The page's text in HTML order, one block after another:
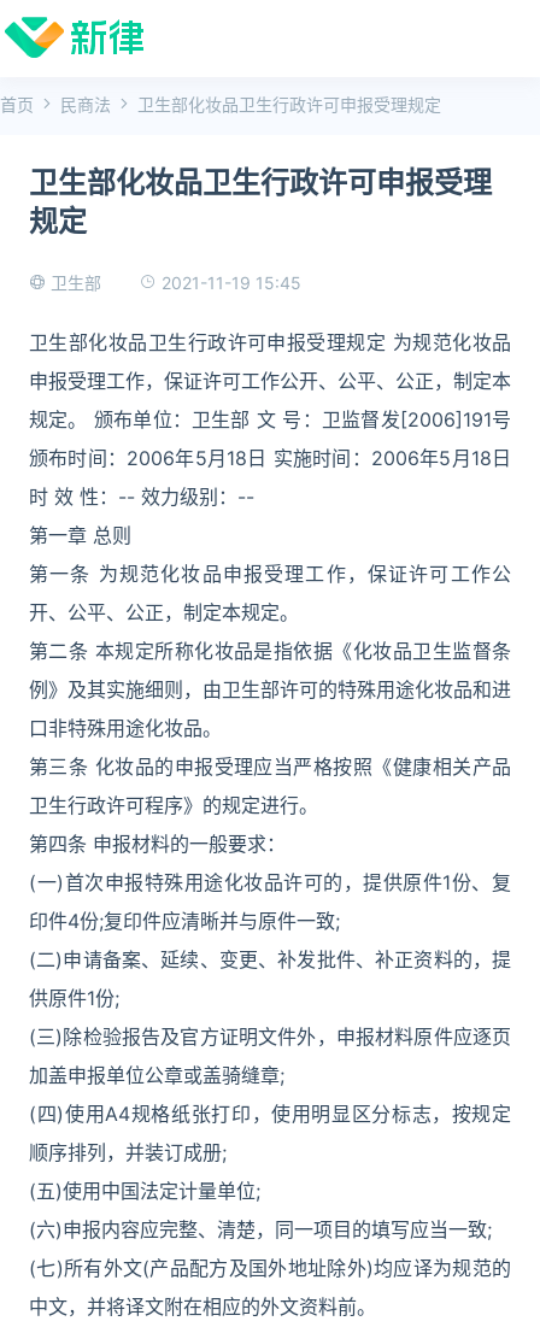
首页 民商法 卫生部化妆品卫生行政许可申报受理规定
卫生部化妆品卫生行政许可申报受理
规定
卫生部 2021-11-19 15:45
卫生部化妆品卫生行政许可申报受理规定 为规范化妆品
申报受理工作，保证许可工作公开、公平、公正，制定本
规定。 颁布单位：卫生部 文 号：卫监督发[2006]191号
颁布时间：2006年5月18日 实施时间：2006年5月18日
时 效 性：-- 效力级别：--
第一章 总则
第一条 为规范化妆品申报受理工作，保证许可工作公
开、公平、公正，制定本规定。
第二条 本规定所称化妆品是指依据《化妆品卫生监督条
例》及其实施细则，由卫生部许可的特殊用途化妆品和进
口非特殊用途化妆品。
第三条 化妆品的申报受理应当严格按照《健康相关产品
卫生行政许可程序》的规定进行。
第四条 申报材料的一般要求：
(一)首次申报特殊用途化妆品许可的，提供原件1份、复
印件4份;复印件应清晰并与原件一致;
(二)申请备案、延续、变更、补发批件、补正资料的，提
供原件1份;
(三)除检验报告及官方证明文件外，申报材料原件应逐页
加盖申报单位公章或盖骑缝章;
(四)使用A4规格纸张打印，使用明显区分标志，按规定
顺序排列，并装订成册;
(五)使用中国法定计量单位;
(六)申报内容应完整、清楚，同一项目的填写应当一致;
(七)所有外文(产品配方及国外地址除外)均应译为规范的
中文，并将译文附在相应的外文资料前。